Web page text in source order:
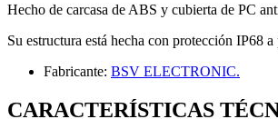
Hecho de carcasa de ABS y cubierta de PC
Su estructura está hecha con protección IP68 a
Fabricante: BSV ELECTRONIC.
CARACTERÍSTICAS